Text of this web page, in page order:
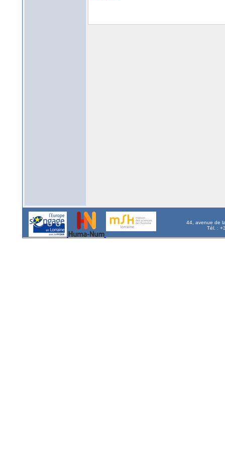
44, avenue de
Tél. :